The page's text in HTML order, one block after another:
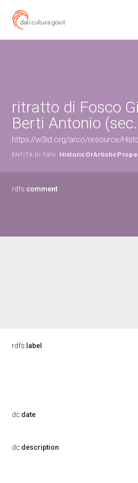
ritratto di Fosco
Berti Antonio
https://w3id.org/arco/resource/
ENTITÀ DI TIPO:
rdfs:comment
rdfs: label
dc:date
dc:description